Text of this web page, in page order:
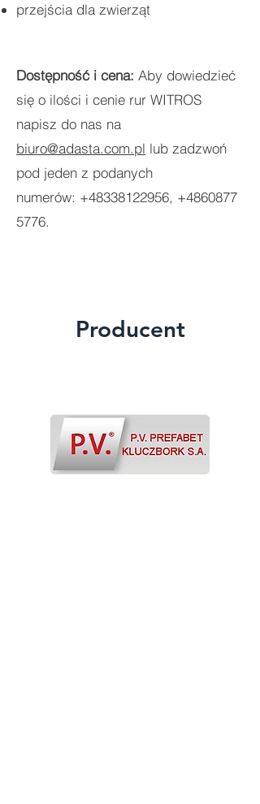
przejścia dla zwierząt
Dostępność i cena: Aby dowiedzieć
się o ilości i cenie rur WITROS
napisz do nas na
biuro@adasta.com.pl lub zadzwoń
pod jeden z podanych
numerów: +48338122956, +4860877
5776.
Producent